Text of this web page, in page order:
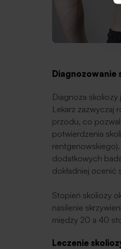
Diagnozowanie
Diagnoza
Lekarz
przodu, co
potwierdzenia
dodatkowych
dokładniej ocenić
Stopień skoliozy
nasilenie
między 20 a 40
Leczenie